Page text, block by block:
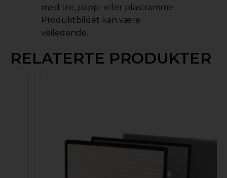
med tre, papp- eller plastramme.
Produktbildet kan være
veiledende.
RELATERTE PRODUKTER